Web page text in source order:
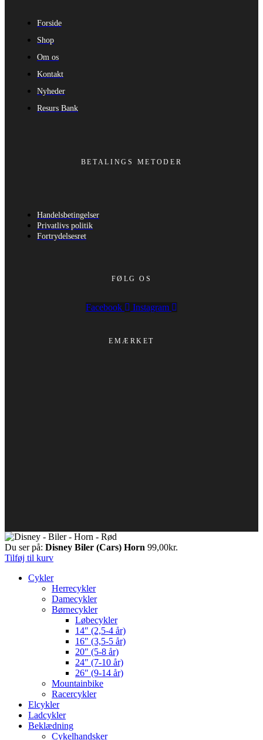
Forside
Shop
Om os
Kontakt
Nyheder
Resurs Bank
BETALINGS METODER
Handelsbetingelser
Privatlivs politik
Fortrydelsesret
FØLG OS
Facebook Instagram
EMÆRKET
Du ser på: Disney Biler (Cars) Horn 99,00kr.
Tilføj til kurv
Cykler
Herrecykler
Damecykler
Børnecykler
Løbecykler
14″ (2,5-4 år)
16″ (3,5-5 år)
20″ (5-8 år)
24″ (7-10 år)
26″ (9-14 år)
Mountainbike
Racercykler
Elcykler
Ladcykler
Beklædning
Cykelhandsker